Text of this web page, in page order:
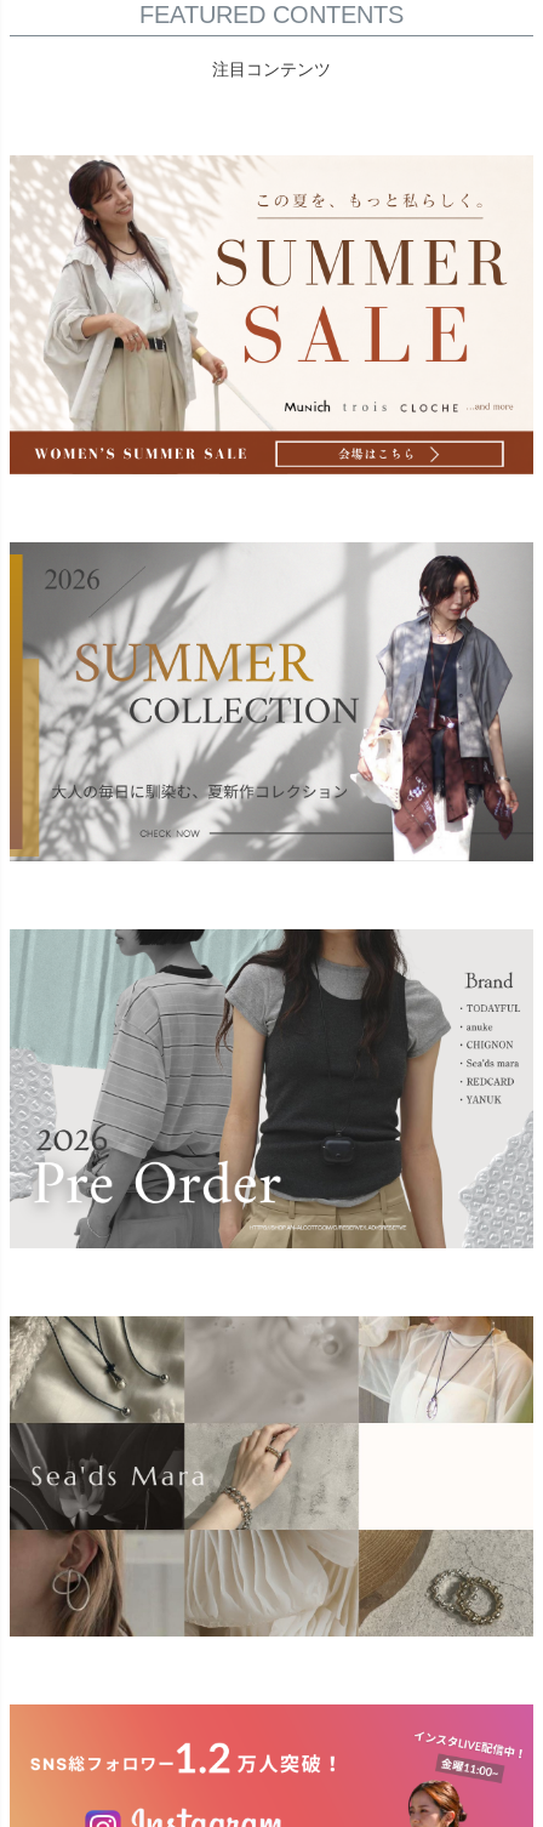
FEATURED CONTENTS
注目コンテンツ